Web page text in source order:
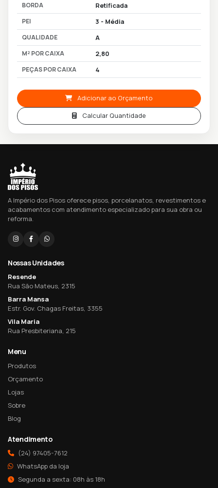
BORDA Retificada
PEI 3 - Média
QUALIDADE A
M² POR CAIXA 2,80
PEÇAS POR CAIXA 4
Adicionar ao Orçamento
Calcular Quantidade
A Império dos Pisos oferece pisos, porcelanatos, revestimentos e
acabamentos com atendimento especializado para sua obra ou
reforma.
Nossas Unidades
Resende
Rua São Mateus, 2315
Barra Mansa
Estr. Gov. Chagas Freitas, 3355
Vila Maria
Rua Presbiteriana, 215
Menu
Produtos
Orçamento
Lojas
Sobre
Blog
Atendimento
(24) 97405-7612
WhatsApp da loja
Segunda a sexta: 08h às 18h